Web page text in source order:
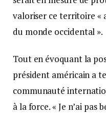
valoriser ce territoire «
du monde occidental ».
Tout en évoquant la
président américain a
communauté
à la force. « Je n’ai pas